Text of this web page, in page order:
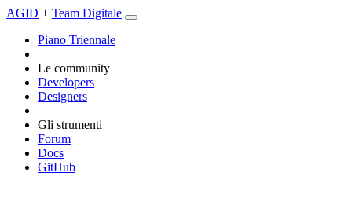
AGID + Team Digitale
Piano Triennale
Le community
Developers
Designers
Gli strumenti
Forum
Docs
GitHub